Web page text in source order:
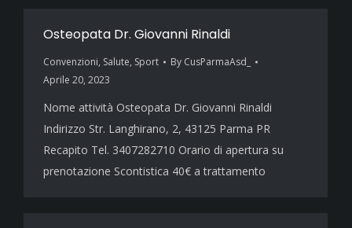
Osteopata Dr. Giovanni Rinaldi
Convenzioni, Salute, Sport By CusParmaAsd_
Aprile 20, 2023
Nome attività Osteopata Dr. Giovanni Rinaldi
Indirizzo Str. Langhirano, 2, 43125 Parma PR
Recapito Tel. 3407282710 Orario di apertura su
prenotazione Scontistica 40€ a trattamento